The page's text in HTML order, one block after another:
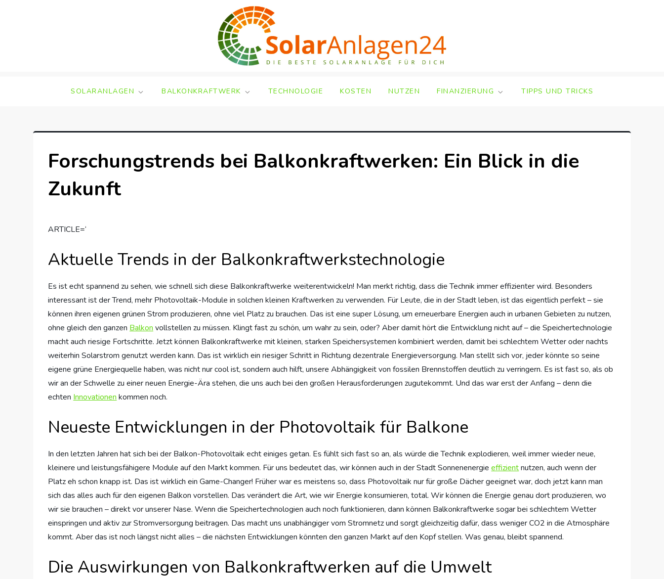
SOLARANLAGEN BALKONKRAFTWERK TECHNOLOGIE KOSTEN NUTZEN FINANZIERUNG TIPPS UND TRICKS
Forschungstrends bei Balkonkraftwerken: Ein Blick in die
Zukunft
ARTICLE=‘
Aktuelle Trends in der Balkonkraftwerkstechnologie
Es ist echt spannend zu sehen, wie schnell sich diese Balkonkraftwerke weiterentwickeln! Man merkt richtig, dass die Technik immer effizienter wird. Besonders
interessant ist der Trend, mehr Photovoltaik-Module in solchen kleinen Kraftwerken zu verwenden. Für Leute, die in der Stadt leben, ist das eigentlich perfekt – sie
können ihren eigenen grünen Strom produzieren, ohne viel Platz zu brauchen. Das ist eine super Lösung, um erneuerbare Energien auch in urbanen Gebieten zu nutzen,
ohne gleich den ganzen Balkon vollstellen zu müssen. Klingt fast zu schön, um wahr zu sein, oder? Aber damit hört die Entwicklung nicht auf – die Speichertechnologie
macht auch riesige Fortschritte. Jetzt können Balkonkraftwerke mit kleinen, starken Speichersystemen kombiniert werden, damit bei schlechtem Wetter oder nachts
weiterhin Solarstrom genutzt werden kann. Das ist wirklich ein riesiger Schritt in Richtung dezentrale Energieversorgung. Man stellt sich vor, jeder könnte so seine
eigene grüne Energiequelle haben, was nicht nur cool ist, sondern auch hilft, unsere Abhängigkeit von fossilen Brennstoffen deutlich zu verringern. Es ist fast so, als ob
wir an der Schwelle zu einer neuen Energie-Ära stehen, die uns auch bei den großen Herausforderungen zugutekommt. Und das war erst der Anfang – denn die
echten Innovationen kommen noch.
Neueste Entwicklungen in der Photovoltaik für Balkone
In den letzten Jahren hat sich bei der Balkon-Photovoltaik echt einiges getan. Es fühlt sich fast so an, als würde die Technik explodieren, weil immer wieder neue,
kleinere und leistungsfähigere Module auf den Markt kommen. Für uns bedeutet das, wir können auch in der Stadt Sonnenenergieeffizientnutzen, auch wenn der
Platz eh schon knapp ist. Das ist wirklich ein Game-Changer! Früher war es meistens so, dass Photovoltaik nur für große Dächer geeignet war, doch jetzt kann man
sich das alles auch für den eigenen Balkon vorstellen. Das verändert die Art, wie wir Energie konsumieren, total. Wir können die Energie genau dort produzieren, wo
wir sie brauchen – direkt vor unserer Nase. Wenn die Speichertechnologien auch noch funktionieren, dann können Balkonkraftwerke sogar bei schlechtem Wetter
einspringen und aktiv zur Stromversorgung beitragen. Das macht uns unabhängiger vom Stromnetz und sorgt gleichzeitig dafür, dass weniger CO2 in die Atmosphäre
kommt. Aber das ist noch längst nicht alles – die nächsten Entwicklungen könnten den ganzen Markt auf den Kopf stellen. Was genau, bleibt spannend.
Die Auswirkungen von Balkonkraftwerken auf die Umwelt